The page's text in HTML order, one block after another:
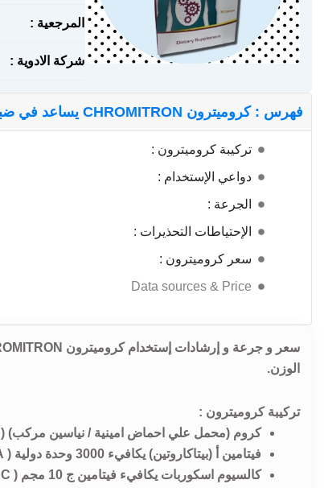
المرجعية :
شركة الادوية :
فهرس : كروميترون CHROMITRON يساعد في ضبط مستوي السكر في الدم
تركيبة كروميترون :
دواعي الإستخدام :
الجرعة :
الإحتياطات التحذيرات :
سعر كروميترون :
Data sources & Price
الوزن.
تركيبة كروميترون :
كروم (محمل علي احماض امينية / نياسين مركب) ( Chromium )
فيتامين أ (بيتاكاروتين) يكافيء 3000 وحدة دولية ( Vitamin A )
كالسيوم اسكوربات يكافيء فيتامين ج 10 مجم ( Vitamin C )